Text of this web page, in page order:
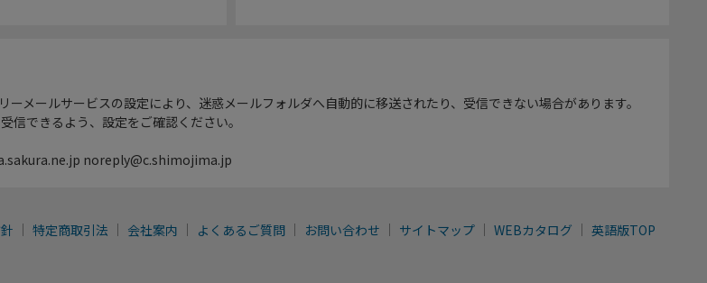
ーメールサービスの設定により、迷惑メールフォルダへ自動的に移送されたり、受信できない場合があります。
信できるよう、設定をご確認ください。
noreply@c.shimojima.jp
特定商取引法 会社案内 よくあるご質問 お問い合わせ サイトマップ WEBカタログ 英語版TOP